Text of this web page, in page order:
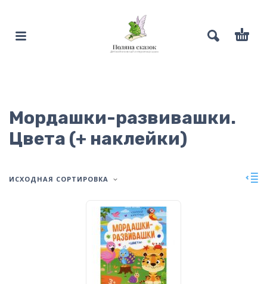
Мордашки-развивашки.
Цвета (+ наклейки)
ИСХОДНАЯ СОРТИРОВКА